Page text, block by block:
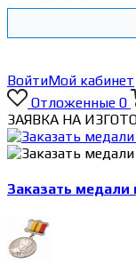
ВойтиМой кабинет
Отложенные 0
ЗАЯВКА НА
Заказать медали